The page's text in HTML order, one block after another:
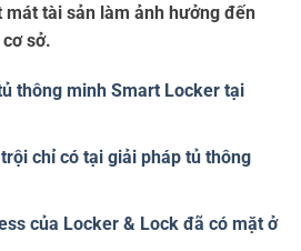
tài sản làm ảnh hưởng đến
sở.
thông minh Smart Locker tại
chỉ có tại giải pháp tủ thông
của Locker & Lock đã có mặt ở